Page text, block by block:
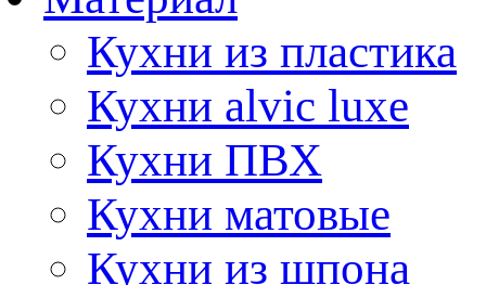
Кухни из пластика
Кухни alvic luxe
Кухни ПВХ
Кухни матовые
Кухни из шпона